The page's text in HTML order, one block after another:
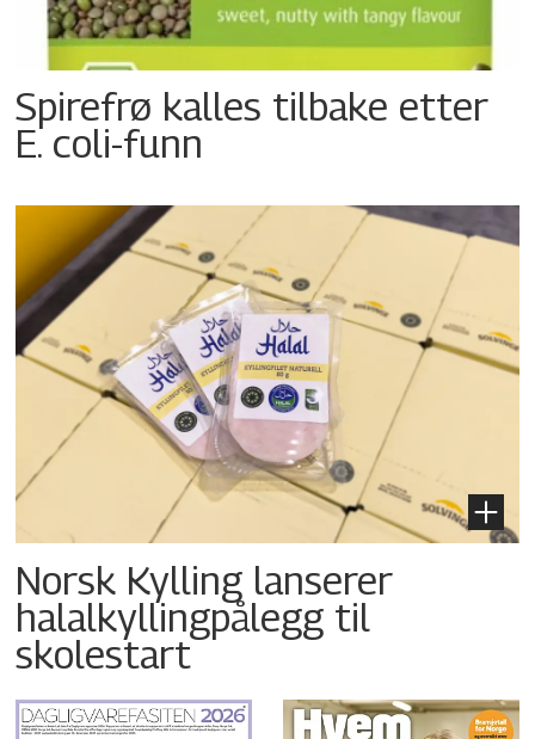
Spirefrø kalles tilbake etter
E. coli-funn
Norsk Kylling lanserer
halalkyllingpålegg til
skolestart